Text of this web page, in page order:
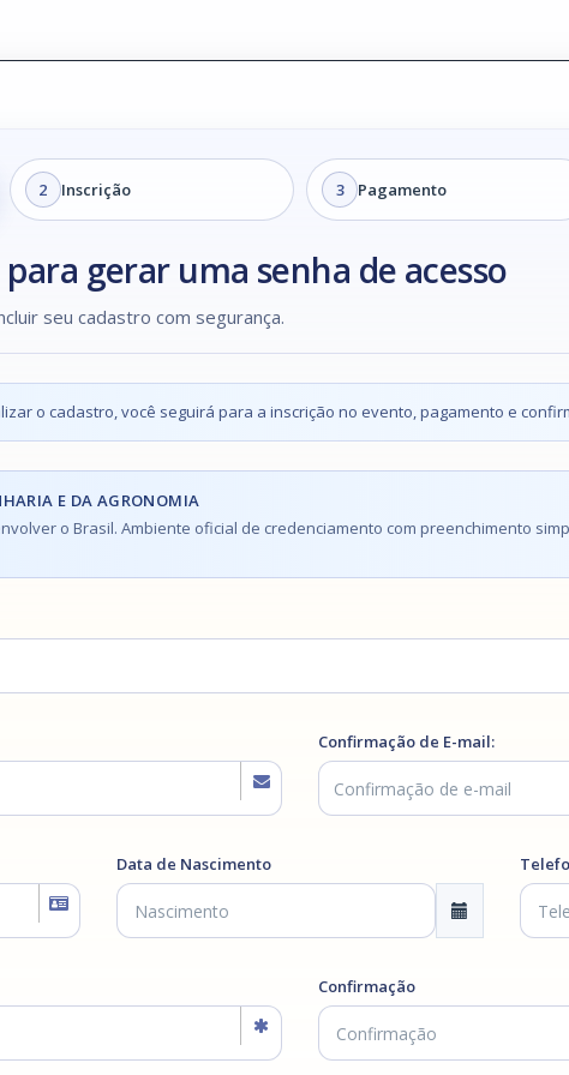
2 Inscrição 3 Pagamento
gerar uma senha de acesso
seu cadastro com segurança.
o cadastro, você seguirá para a inscrição no evento, pagamento e
E DA AGRONOMIA
o Brasil. Ambiente oficial de credenciamento com preenchimento
Confirmação de E-mail:
Data de Nascimento
Confirmação